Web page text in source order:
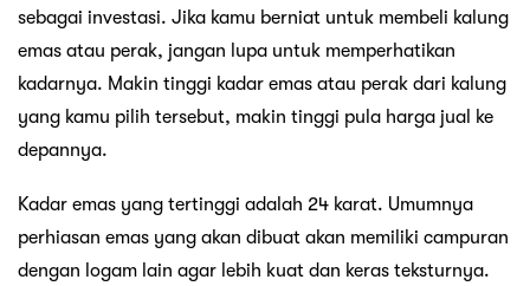
sebagai investasi. Jika kamu berniat untuk membeli kalung
emas atau perak, jangan lupa untuk memperhatikan
kadarnya. Makin tinggi kadar emas atau perak dari kalung
yang kamu pilih tersebut, makin tinggi pula harga jual ke
depannya.
Kadar emas yang tertinggi adalah 24 karat. Umumnya
perhiasan emas yang akan dibuat akan memiliki campuran
dengan logam lain agar lebih kuat dan keras teksturnya.